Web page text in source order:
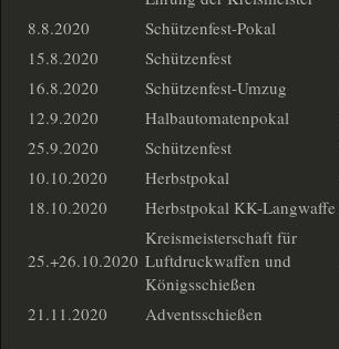
8.8.2020
Schützenfest-Pokal
15.8.2020
Schützenfest
16.8.2020
Schützenfest-Umzug
12.9.2020
Halbautomatenpokal
25.9.2020
Schützenfest
10.10.2020
Herbstpokal
18.10.2020
Herbstpokal KK-Langwaffe
25.+26.10.2020
Kreismeisterschaft für
Luftdruckwaffen und
Königsschießen
21.11.2020 Adventsschießen